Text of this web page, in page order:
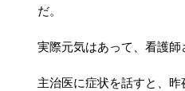
だ。
実際元気はあって、看護師
主治医に症状を話すと、